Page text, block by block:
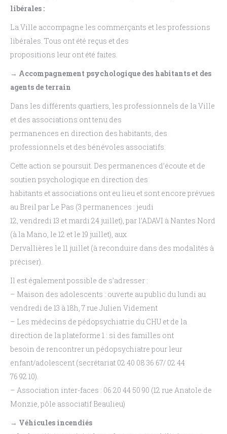
libérales :
La Ville accompagne les commerçants et les professions
libérales. Tous ont été reçus et des
propositions leur ont été faites.
→ Accompagnement psychologique des habitants et des
agents de terrain
Dans les différents quartiers, les professionnels de la Ville
et des associations ont tenu des
permanences en direction des habitants, des
professionnels et des bénévoles associatifs.
Cette action se poursuit. Des permanences d’écoute et de
soutien psychologique en direction des
habitants et associations ont eu lieu et sont encore prévues
au Breil par Le Pas (3 permanences : jeudi
12, vendredi 13 et mardi 24 juillet), par l’ADAVI à Nantes Nord
(à la Mano, le 12 et le 19 juillet), aux
Dervallières le 11 juillet (à reconduire dans des modalités à
préciser).
Il est également possible de s’adresser :
– Maison des adolescents : ouverte au public du lundi au
vendredi de 13 à 18h, 7 rue Julien Videment
– Les médecins de pédopsychiatrie du CHU et de la
direction de la plateforme 1 : si des familles ont
besoin de rencontrer un pédopsychiatre pour leur
enfant/adolescent (secrétariat 02 40 08 36 67/ 02 44
76 92 10).
– Association inter-faces : 06 20 44 50 90 (12 rue Anatole de
Monzie, pôle associatif Beaulieu)
→ Véhicules incendiés